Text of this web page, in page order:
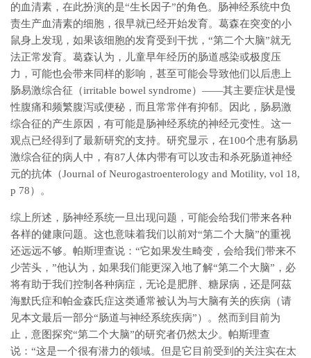
的血清素，在此扮演的是“生长因子”的角色。肠神经系统中负
责生产血清素的细胞，很早就已经开始发育。葛森在突变的小
鼠身上发现，如果该细胞的发育受到干扰，“第二个大脑”就无
法正常发育。葛森认为，儿童早年经历的肠道感染或极度压
力，可能也会带来同样的影响，甚至可能会导致他们以后患上
肠易激综合征（irritable bowel syndrome）——其主要症状是慢
性腹痛和频繁腹泻或便秘，而且常常伴有抑郁。因此，肠易激
综合征的产生原因，有可能是肠神经系统的神经元变性。这一
观点已经得到了最新研究的支持。研究显示，在100个患有肠易
激综合征的病人中，有87人体内带有可以攻击和杀死肠道神经
元的抗体（Journal of Neurogastroenterology and Motility, vol 18,
p 78）。
综上所述，肠神经系统一旦出现问题，可能会给我们带来各种
各样的健康问题。这也意味着我们以前对“第二个大脑”的重视
还远远不够。帕斯理查说：“它如果发生畸变，会给我们带来不
少苦头，”他认为，如果我们能更深入地了解“第二个大脑”，必
将有助于我们控制各种病症，无论是肥胖、糖尿病，还是阿茲
海默氏症和帕金森氏症这类通常被认为与大脑有关的疾病（请
见本文最后一部分“肠道与神经系统疾病”）。然而到目前为
止，意图探究“第二个大脑”的研究者仍然太少。帕斯理查
说：“这是一个很有潜力的领域。但是它目前受到的关注实在太